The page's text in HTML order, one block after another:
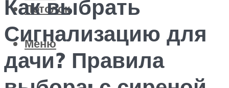
Потолок
Меню
Как выбрать
Сигнализацию для
дачи? Правила